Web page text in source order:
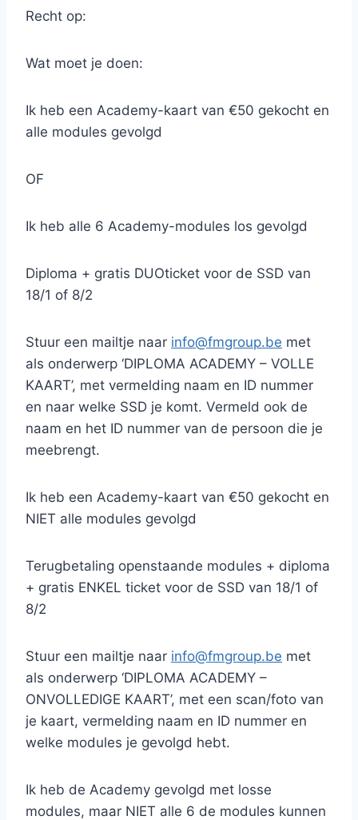
Recht op:
Wat moet je doen:
Ik heb een Academy-kaart van €50 gekocht en
alle modules gevolgd
OF
Ik heb alle 6 Academy-modules los gevolgd
Diploma + gratis DUOticket voor de SSD van
18/1 of 8/2
Stuur een mailtje naar info@fmgroup.be met
als onderwerp ‘DIPLOMA ACADEMY – VOLLE
KAART’, met vermelding naam en ID nummer
en naar welke SSD je komt. Vermeld ook de
naam en het ID nummer van de persoon die je
meebrengt.
Ik heb een Academy-kaart van €50 gekocht en
NIET alle modules gevolgd
Terugbetaling openstaande modules + diploma
+ gratis ENKEL ticket voor de SSD van 18/1 of
8/2
Stuur een mailtje naar info@fmgroup.be met
als onderwerp ‘DIPLOMA ACADEMY –
ONVOLLEDIGE KAART’, met een scan/foto van
je kaart, vermelding naam en ID nummer en
welke modules je gevolgd hebt.
Ik heb de Academy gevolgd met losse
modules, maar NIET alle 6 de modules kunnen